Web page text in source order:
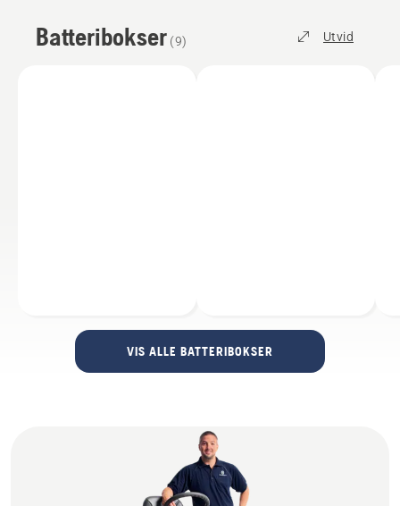
Batteribokser (9) Utvid
VIS ALLE BATTERIBOKSER